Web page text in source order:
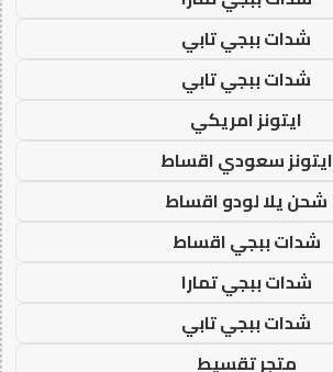
شدات ببجي تابي
شدات ببجي تابي
ايتونز امريكي
ايتونز سعودي اقساط
شحن يلا لودو اقساط
شدات ببجي اقساط
شدات ببجي تمارا
شدات ببجي تابي
متجر تقسيط